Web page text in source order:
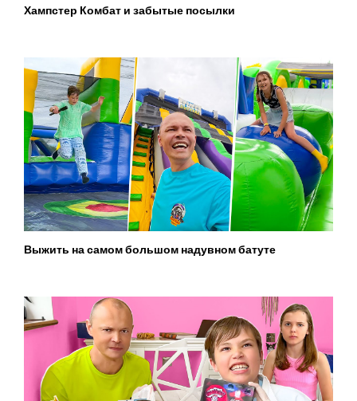
Хампстер Комбат и забытые посылки
Выжить на самом большом надувном батуте